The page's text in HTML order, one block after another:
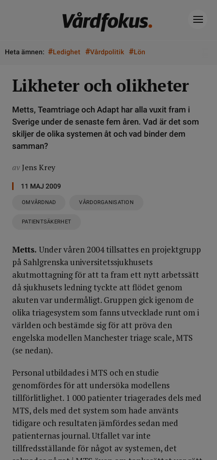
Heta ämnen: #Ledighet #Vårdpolitik #Lön
Likheter och olikheter
Metts, Teamtriage och Adapt har alla vuxit fram i
Sverige under de senaste fem åren. Vad är det som
skiljer de olika systemen åt och vad binder dem
samman?
av Jens Krey
11 MAJ 2009
OMVÅRDNAD VÅRDORGANISATION
PATIENTSÄKERHET
Metts. Under våren 2004 tillsattes en projektgrupp
på Sahlgrenska universitetssjukhusets
akutmottagning för att ta fram ett nytt arbetssätt
då sjukhusets ledning tyckte att flödet genom
akuten var undermåligt. Gruppen gick igenom de
olika triagesystem som fanns utvecklade runt om i
världen och bestämde sig för att pröva den
engelska modellen Manchester triage scale, MTS
(se nedan).
Personal utbildades i MTS och en studie
genomfördes för att undersöka modellens
tillförlitlighet. 1 000 patienter triagerades dels med
MTS, dels med det system som hade använts
tidigare och resultaten jämfördes sedan med
patienternas journal. Utfallet var inte
tillfredsställande för något av systemen, det